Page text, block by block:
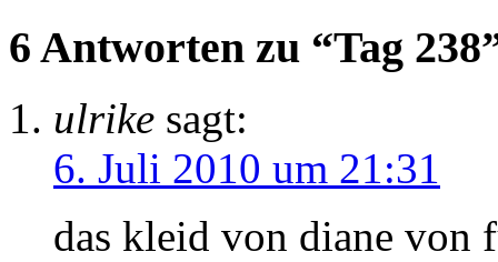
6 Antworten zu “Tag
ulrike sagt:
6. Juli 2010 um 21:31
das kleid von diane